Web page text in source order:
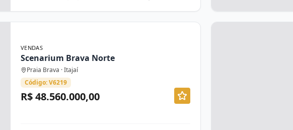
VENDAS
Scenarium Brava Norte
Praia Brava · Itajaí
Código: V6219
R$ 48.560.000,00